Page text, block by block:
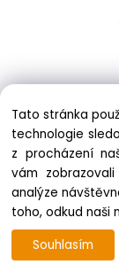
Tato stránka
technologie
z procházení
vám
analýze
toho, odkud naši
Souhlasím